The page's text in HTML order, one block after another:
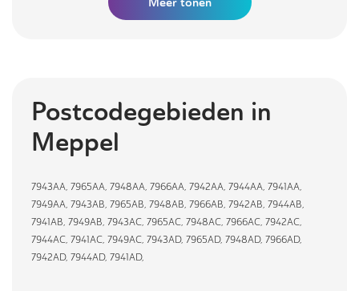
Postcodegebieden in
Meppel
7943AA, 7965AA, 7948AA, 7966AA, 7942AA, 7944AA, 7941AA,
7949AA, 7943AB, 7965AB, 7948AB, 7966AB, 7942AB, 7944AB,
7941AB, 7949AB, 7943AC, 7965AC, 7948AC, 7966AC, 7942AC,
7944AC, 7941AC, 7949AC, 7943AD, 7965AD, 7948AD, 7966AD,
7942AD, 7944AD, 7941AD,